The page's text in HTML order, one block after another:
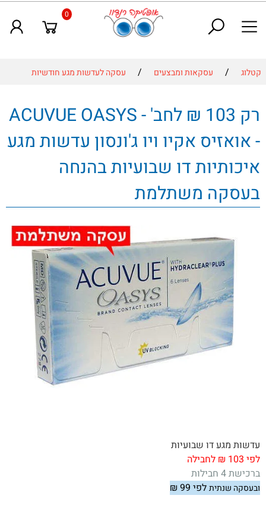
0
קטלוג / עסקאות ומבצעים / עסקה לעדשות מגע חודשיות
רק 103 ₪ לחב' - ACUVUE OASYS
- אואזיס אקיו ויו ג'ונסון עדשות מגע
איכותיות דו שבועיות בהנחה
בעסקה משתלמת
עדשות מגע דו שבועיות
לפי 103 ₪ לחבילה
ברכישת 4 חבילות
ובעסקה שנתיתלפי 99
₪